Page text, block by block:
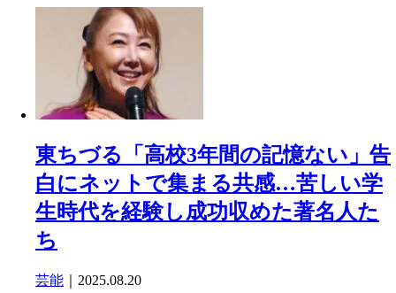
東ちづる「高校3年間の記憶ない」告
白にネットで集まる共感…苦しい学
生時代を経験し成功収めた著名人た
ち
芸能 ｜2025.08.20